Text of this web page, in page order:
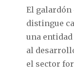
El galardón
distingue
una
al
el sector